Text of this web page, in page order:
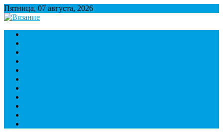
Пятница, 07 августа, 2026
Вязание
Множество полезной информации о вязании